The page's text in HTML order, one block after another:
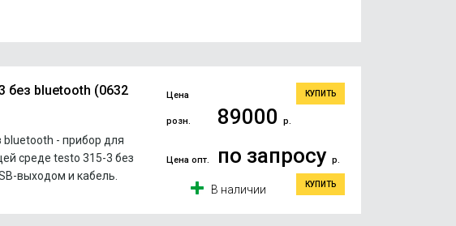
без bluetooth (0632
bluetooth - прибор для
среде testo 315-3 без
выходом и кабель.
Цена
розн. 89000 р.
КУПИТЬ
Цена опт. по запросу р.
КУПИТЬ
В наличии